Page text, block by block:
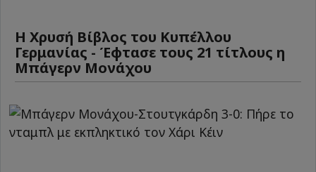
Η Χρυσή Βίβλος του Κυπέλλου
Γερμανίας - Έφτασε τους 21 τίτλους η
Μπάγερν Μονάχου